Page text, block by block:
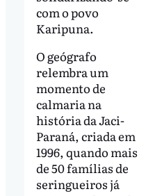
com o povo
Karipuna.
O geógrafo
relembra um
momento de
calmaria na
história da Jaci-
Paraná, criada em
1996, quando mais
de 50 famílias de
seringueiros já